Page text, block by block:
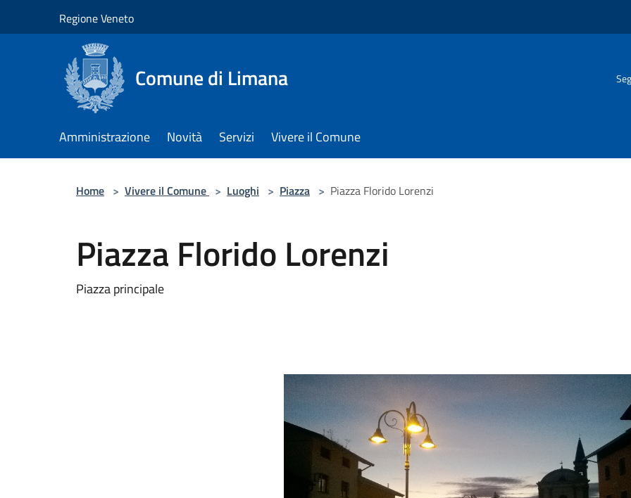
Regione Veneto
Comune di Limana
Amministrazione Novità Servizi Vivere il Comune
Home > Vivere il Comune > Luoghi > Piazza > Piazza Florido Lorenzi
Piazza Florido Lorenzi
Piazza principale